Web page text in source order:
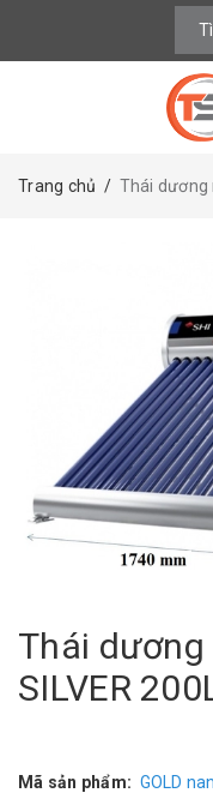
Trang chủ / Thái dương
Thái dương
SILVER
Mã sản phẩm: GOLD